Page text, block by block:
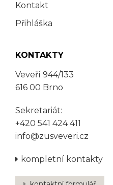
Kontakt
Přihláška
KONTAKTY
Veveří 944/133
616 00 Brno
Sekretariát:
+420 541 424 411
info@zusveveri.cz
kompletní kontakty